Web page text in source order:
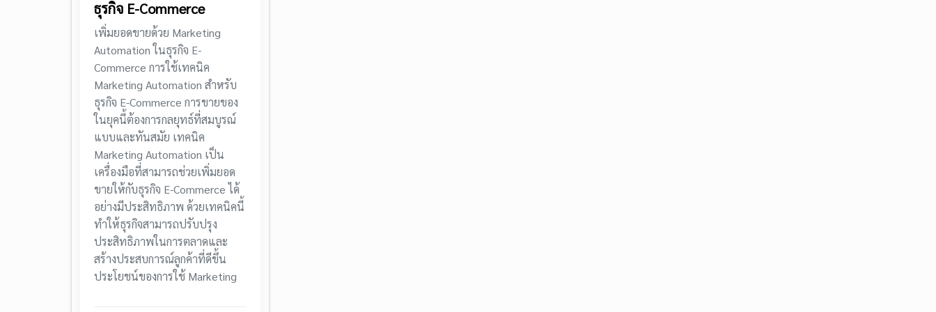
ธุรกิจ E-Commerce
เพิ่มยอดขายด้วย Marketing
Automation ในธุรกิจ E-
Commerce การใช้เทคนิค
Marketing Automation สำหรับ
ธุรกิจ E-Commerce การขายของ
ในยุคนี้ต้องการกลยุทธ์ที่สมบูรณ์
แบบและทันสมัย เทคนิค
Marketing Automation เป็น
เครื่องมือที่สามารถช่วยเพิ่มยอด
ขายให้กับธุรกิจ E-Commerce ได้
อย่างมีประสิทธิภาพ ด้วยเทคนิคนี้
ทำให้ธุรกิจสามารถปรับปรุง
ประสิทธิภาพในการตลาดและ
สร้างประสบการณ์ลูกค้าที่ดีขึ้น
ประโยชน์ของการใช้ Marketing